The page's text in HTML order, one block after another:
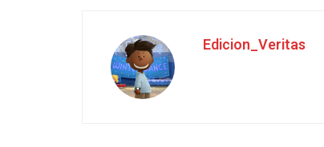
Edicion_Veritas